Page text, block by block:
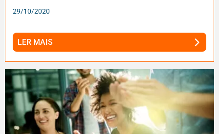
29/10/2020
LER MAIS